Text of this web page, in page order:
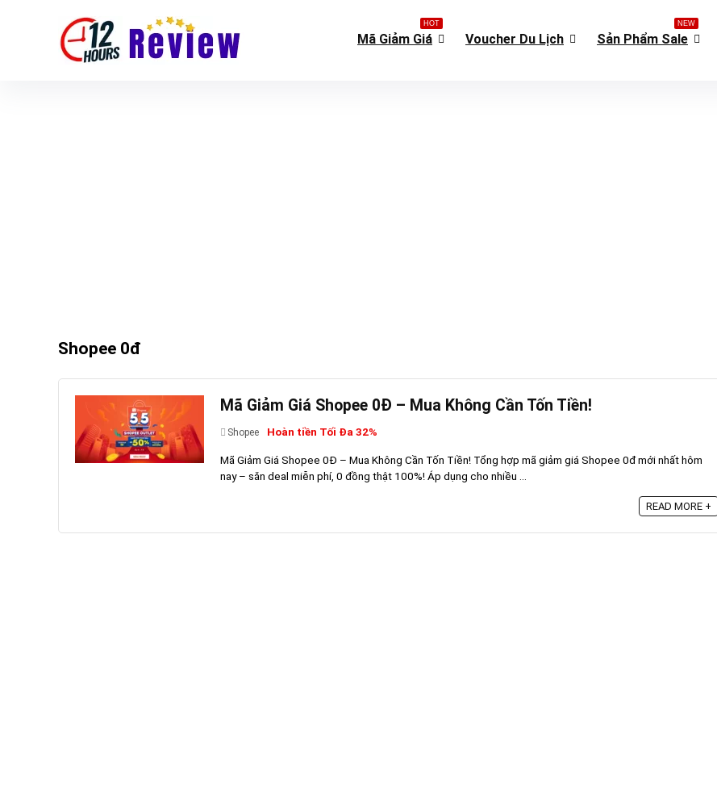
Mã Giảm Giá
HOT
Voucher Du Lịch Sản Phẩm Sale
NEW
Shopee 0đ
Mã Giảm Giá Shopee 0Đ – Mua Không Cần Tốn Tiền!
Shopee Hoàn tiền Tối Đa 32%
Mã Giảm Giá Shopee 0Đ – Mua Không Cần Tốn Tiền! Tổng hợp mã giảm giá Shopee 0đ mới nhất hôm
nay – săn deal miễn phí, 0 đồng thật 100%! Áp dụng cho nhiều ...
READ MORE +